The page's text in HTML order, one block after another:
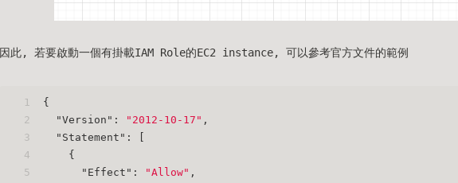
因此, 若要啟動一個有掛載IAM Role的EC2 instance, 可以參考官方文件的範例
1
2
3
4
5
{
"Version" : "2012-10-17" ,
"Statement" :
{
"Effect" : "Allow" ,